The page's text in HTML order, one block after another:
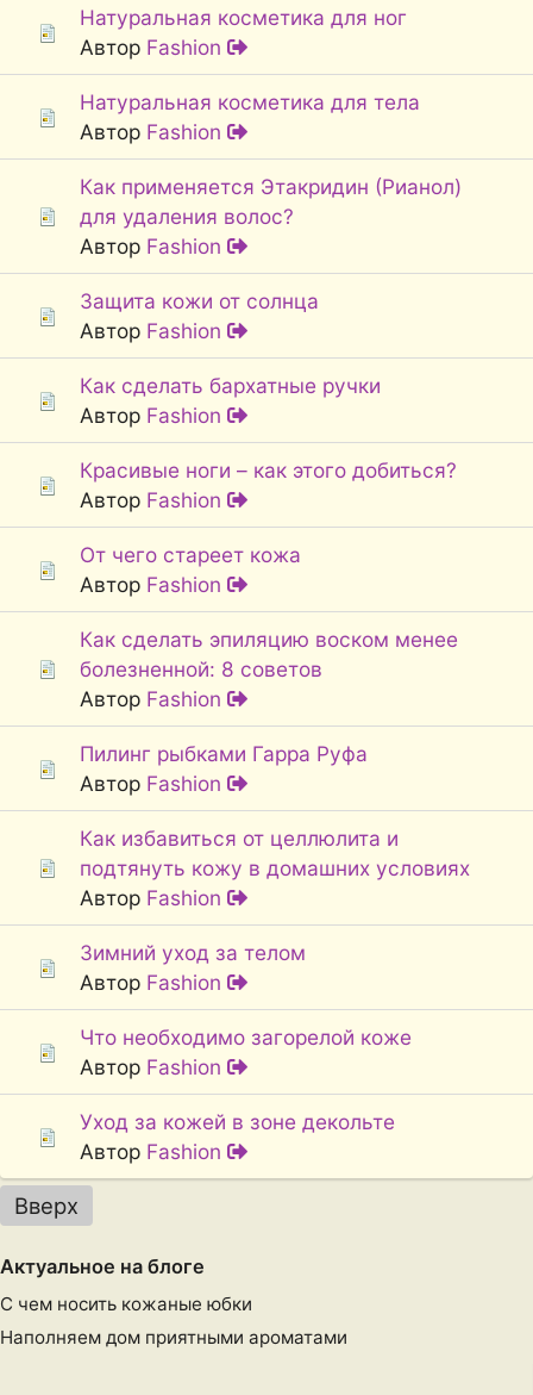
Натуральная косметика для ног
Автор Fashion
Натуральная косметика для тела
Автор Fashion
Как применяется Этакридин (Рианол)
для удаления волос?
Автор Fashion
Защита кожи от солнца
Автор Fashion
Как сделать бархатные ручки
Автор Fashion
Красивые ноги – как этого добиться?
Автор Fashion
От чего стареет кожа
Автор Fashion
Как сделать эпиляцию воском менее
болезненной: 8 советов
Автор Fashion
Пилинг рыбками Гарра Руфа
Автор Fashion
Как избавиться от целлюлита и
подтянуть кожу в домашних условиях
Автор Fashion
Зимний уход за телом
Автор Fashion
Что необходимо загорелой коже
Автор Fashion
Уход за кожей в зоне декольте
Автор Fashion
Вверх
Актуальное на блоге
С чем носить кожаные юбки
Наполняем дом приятными ароматами